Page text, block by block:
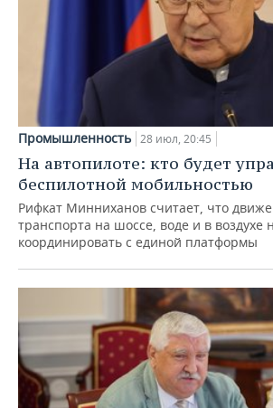
Промышленность 28 июл, 20:45
На автопилоте: кто будет
беспилотной мобильностью
Рифкат Минниханов считает, что
транспорта на шоссе, воде и в воздухе
координировать с единой платформы